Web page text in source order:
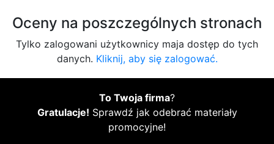
Oceny na poszczególnych stronach
Tylko zalogowani użytkownicy maja dostęp do tych
danych. Kliknij, aby się zalogować.
To Twoja firma?
Gratulacje! Sprawdź jak odebrać materiały
promocyjne!